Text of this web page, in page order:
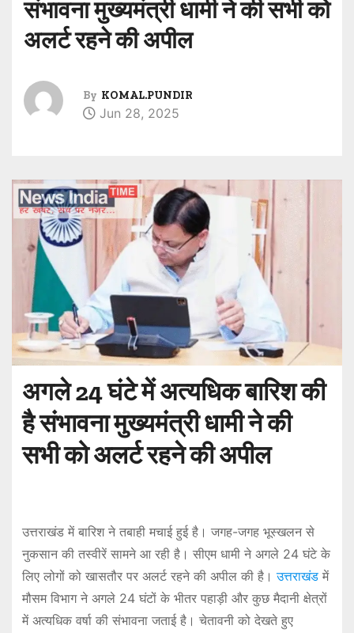
संभावना मुख्यमंत्री धामी ने की सभी को
अलर्ट रहने की अपील
By KOMAL.PUNDIR
Jun 28, 2025
अगले 24 घंटे में अत्यधिक बारिश की
है संभावना मुख्यमंत्री धामी ने की
सभी को अलर्ट रहने की अपील
उत्तराखंड में बारिश ने तबाही मचाई हुई है। जगह-जगह भूस्खलन से
नुकसान की तस्वीरें सामने आ रही है। सीएम धामी ने अगले 24 घंटे के
लिए लोगों को खासतौर पर अलर्ट रहने की अपील की है।उत्तराखंडमें
मौसम विभाग ने अगले 24 घंटों के भीतर पहाड़ी और कुछ मैदानी क्षेत्रों
में अत्यधिक वर्षा की संभावना जताई है। चेतावनी को देखते हुए